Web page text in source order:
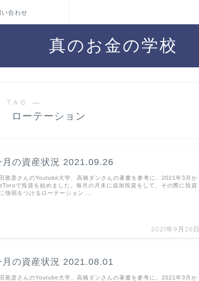
い合わせ
真のお金の学校
TAG ―
ーテーション
月の資産状況 2021.09.26
2021年9月26日
敦彦さんのYoutube大学、高橋ダンさんの著書を参考に、2021年3月か
で投資を始めました。毎月の月末に追加投資をして、その際に投資
強弱をつけるローテーション …
月の資産状況 2021.08.01
敦彦さんのYoutube大学、高橋ダンさんの著書を参考に、2021年3月か